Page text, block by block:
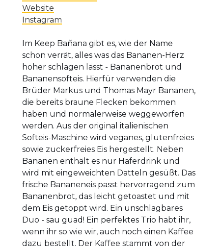
Website
Instagram
Im Keep Bañana gibt es, wie der Name
schon verrät, alles was das Bananen-Herz
höher schlagen lässt - Bananenbrot und
Bananensofteis. Hierfür verwenden die
Brüder Markus und Thomas Mayr Bananen,
die bereits braune Flecken bekommen
haben und normalerweise weggeworfen
werden. Aus der original italienischen
Softeis-Maschine wird veganes, glutenfreies
sowie zuckerfreies Eis hergestellt. Neben
Bananen enthält es nur Haferdrink und
wird mit eingeweichten Datteln gesüßt. Das
frische Bananeneis passt hervorragend zum
Bananenbrot, das leicht getoastet und mit
dem Eis getoppt wird. Ein unschlagbares
Duo - sau guad! Ein perfektes Trio habt ihr,
wenn ihr so wie wir, auch noch einen Kaffee
dazu bestellt. Der Kaffee stammt von der